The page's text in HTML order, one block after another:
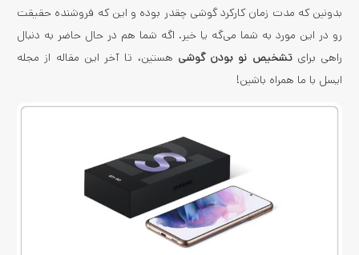
بدونین که مدت زمان کارکرد گوشی چقدر بوده و این که فروشنده حقیقت
رو در این مورد به شما می‌گه یا خیر. اگه شما هم در حال حاضر به دنبال
راهی برایتشخیص نو بودن گوشی هستین، تا آخر این مقاله از مجله
ایسل با ما همراه باشین!